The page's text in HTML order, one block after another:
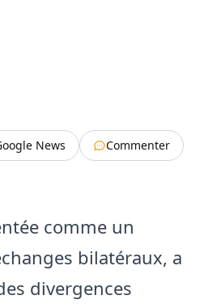
News
Commenter
comme un
bilatéraux, a
divergences